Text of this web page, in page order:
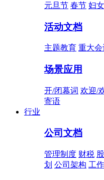
元旦节 春节 妇
活动文档
主题教育 重大会
场景应用
开/闭幕词 欢迎/
寄语
行业
公司文档
管理制度 财税
划 公司架构 工